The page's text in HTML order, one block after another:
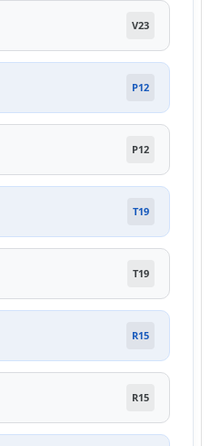
V23
P12
P12
T19
T19
R15
R15